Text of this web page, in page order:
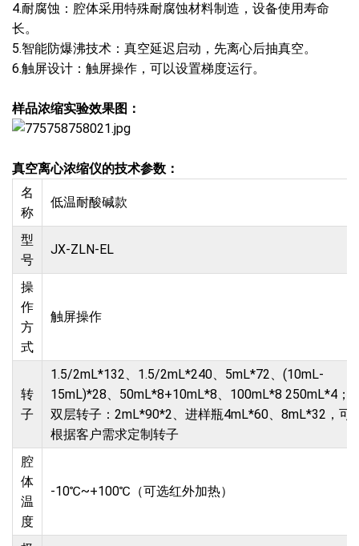
4.耐腐蚀：腔体采用特殊耐腐蚀材料制造，设备使用寿命
长。
5.智能防爆沸技术：真空延迟启动，先离心后抽真空。
6.触屏设计：触屏操作，可以设置梯度运行。
样品浓缩实验效果图：
真空离心浓缩仪的技术参数：
名
称
低温耐酸碱款
型
号
JX-ZLN-EL
操
作
方
式
触屏操作
转
子
1.5/2mL*132、1.5/2mL*240、5mL*72、(10mL-
15mL)*28、50mL*8+10mL*8、100mL*8 250mL*4；
双层转子：2mL*90*2、进样瓶4mL*60、8mL*32，可
根据客户需求定制转子
腔
体
温
度
-10℃~+100℃（可选红外加热）